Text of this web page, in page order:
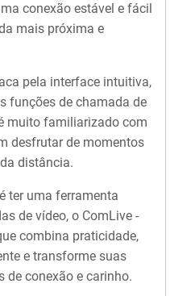
conexão estável e fácil
mais próxima e
pela interface intuitiva,
funções de chamada de
muito familiarizado com
desfrutar de momentos
distância.
ter uma ferramenta
de vídeo, o ComLive -
combina praticidade,
e transforme suas
de conexão e carinho.